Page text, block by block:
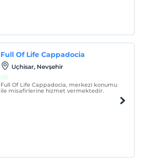
Full Of Life Cappadocia
Uçhisar, Nevşehir
Full Of Life Cappadocia, merkezi konumu
ile misafirlerine hizmet vermektedir.